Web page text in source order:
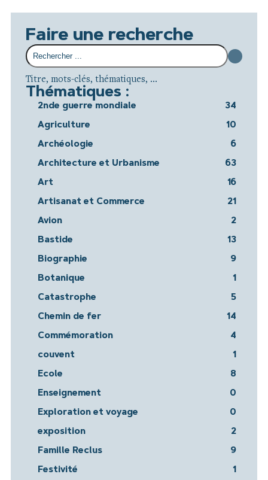
Faire une recherche
Titre, mots-clés, thématiques, ...
Thématiques :
2nde guerre mondiale 34
Agriculture 10
Archéologie 6
Architecture et Urbanisme 63
Art 16
Artisanat et Commerce 21
Avion 2
Bastide 13
Biographie 9
Botanique 1
Catastrophe 5
Chemin de fer 14
Commémoration 4
couvent 1
Ecole 8
Enseignement 0
Exploration et voyage 0
exposition 2
Famille Reclus 9
Festivité 1